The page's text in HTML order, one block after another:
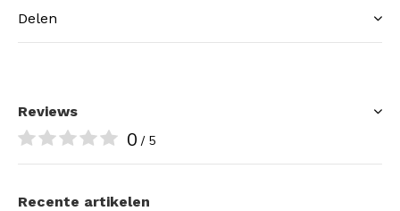
Delen
Reviews
0 / 5
Recente artikelen